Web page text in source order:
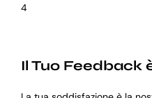
4
Il Tuo Feedback